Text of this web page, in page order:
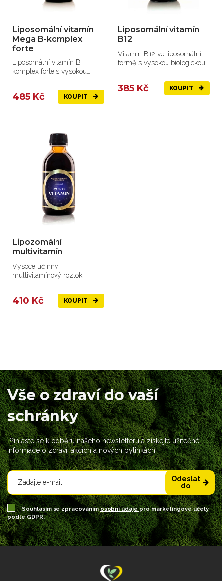
Liposomální vitamín
Mega B-komplex
forte
Liposomální vitamín B
komplex forte s vysokou
485 Kč KOUPIT
Liposomální vitamín
B12
Vitamin B12 ve liposomální
formě s vysokou biologickou
385 Kč KOUPIT
Lipozomální
multivitamín
Vysoce účinný
multivitamínový roztok
410 Kč KOUPIT
Vše o zdraví do vaší
schránky
Přihlaste se k odběru našeho newsletteru a získejte užitečné
informace o zdraví, akcích a nových bylinkách
Odeslat
do
Souhlasím se zpracovánímosobní údajepro marketingové účely
podle GDPR.